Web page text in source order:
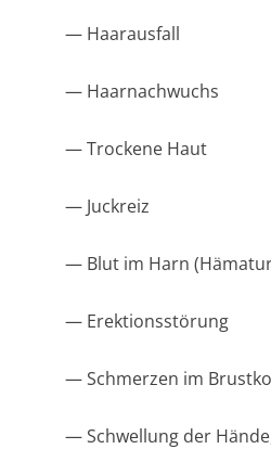
— Haarausfall
— Haarnachwuchs
— Trockene Haut
— Juckreiz
— Blut im Harn
— Erektionsstörung
— Schmerzen im
— Schwellung der